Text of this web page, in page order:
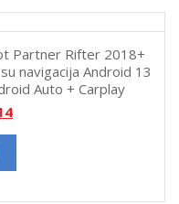
Partner Rifter 2018+
navigacija Android 13
Auto + Carplay